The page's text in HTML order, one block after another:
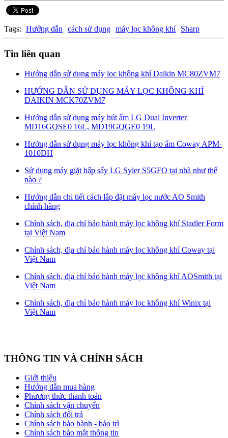
Tags: Hướng dẫn cách sử dụng máy lọc không khí Sharp
Tin liên quan
Hướng dẫn sử dụng máy lọc không khí Daikin MC80ZVM7
HƯỚNG DẪN SỬ DỤNG MÁY LỌC KHÔNG KHÍ
DAIKIN MCK70ZVM7
Hướng dẫn sử dụng máy hút ẩm LG Dual Inverter
MD16GQSE0 16L, MD19GQGE0 19L
Hướng dẫn sử dụng máy lọc không khí tạo ẩm Coway APM-
1010DH
Sử dụng máy giặt hấp sấy LG Syler S5GFO tại nhà như thế
nào ?
Hướng dẫn chi tiết cách lắp đặt máy lọc nước AO Smith
chính hãng
Chính sách, địa chỉ bảo hành máy lọc không khí Stadler Form
tại Việt Nam
Chính sách, địa chỉ bảo hành máy lọc không khí Coway tại
Việt Nam
Chính sách, địa chỉ bảo hành máy lọc không khí AOSmith tại
Việt Nam
Chính sách, địa chỉ bảo hành máy lọc không khí Winix tại
Việt Nam
THÔNG TIN VÀ CHÍNH SÁCH
Giới thiệu
Hướng dẫn mua hàng
Phương thức thanh toán
Chính sách vận chuyển
Chính sách đổi trả
Chính sách bảo hành - bảo trì
Chính sách bảo mật thông tin